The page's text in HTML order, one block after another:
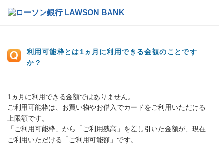
利用可能枠とは1ヵ月に利用できる金額のことです
か？
1ヵ月に利用できる金額ではありません。
ご利用可能枠は、お買い物やお借入でカードをご利用いただける
上限額です。
「ご利用可能枠」から「ご利用残高」を差し引いた金額が、現在
ご利用いただける「ご利用可能額」です。